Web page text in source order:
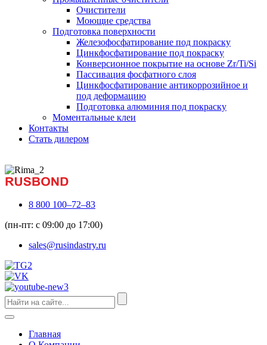
Очистители
Моющие средства
Подготовка поверхности
Железофосфатирование под покраску
Цинкфосфатирование под покраску
Конверсионное покрытие на основе Zr/Ti/Si
Пассивация фосфатного слоя
Цинкфосфатирование антикоррозийное и
под деформацию
Подготовка алюминия под покраску
Моментальные клеи
Контакты
Стать дилером
8 800 100–72–83
(пн-пт: с 09:00 до 17:00)
sales@rusindastry.ru
Главная